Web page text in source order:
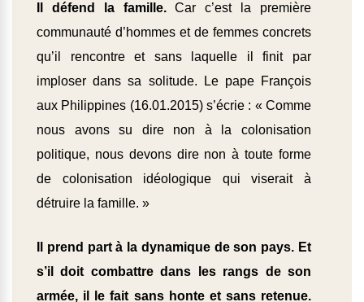
Il défend la famille.Car c’est la première
communauté d’hommes et de femmes concrets
qu’il rencontre et sans laquelle il finit par
imploser dans sa solitude. Le pape François
aux Philippines (16.01.2015) s’écrie : « Comme
nous avons su dire non à la colonisation
politique, nous devons dire non à toute forme
de colonisation idéologique qui viserait à
détruire la famille. »
Il prend part à la dynamique de son pays. Et
s’il doit combattre dans les rangs de son
armée, il le fait sans honte et sans retenue.